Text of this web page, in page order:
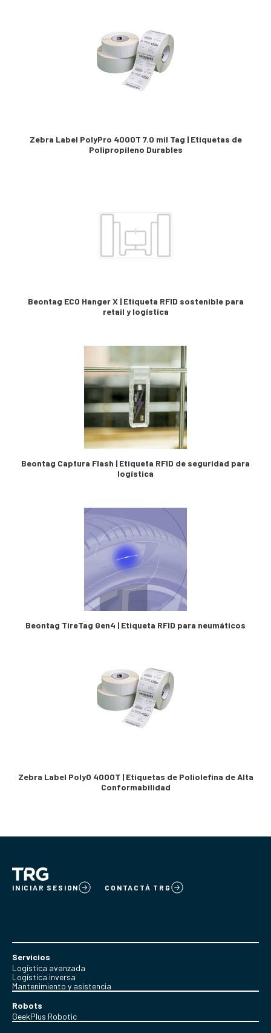
Zebra Label PolyPro 4000T 7.0 mil Tag | Etiquetas de
Polipropileno Durables
Beontag ECO Hanger X | Etiqueta RFID sostenible para
retail y logística
Beontag Captura Flash | Etiqueta RFID de seguridad para
logística
Beontag TireTag Gen4 | Etiqueta RFID para neumáticos
Zebra Label PolyO 4000T | Etiquetas de Poliolefina de Alta
Conformabilidad
INICIAR SESION CONTACTÁ TRG
Servicios
Logística avanzada
Logística inversa
Mantenimiento y asistencia
Robots
GeekPlus Robotic